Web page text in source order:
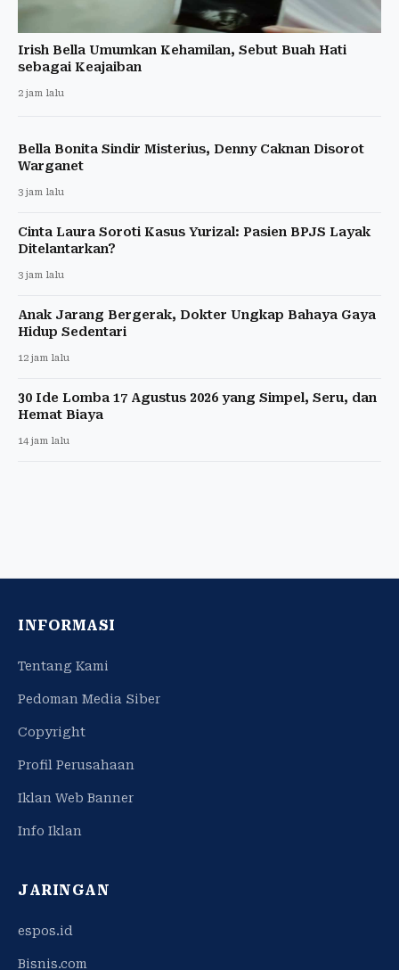
Irish Bella Umumkan Kehamilan, Sebut Buah Hati
sebagai Keajaiban
2 jam lalu
Bella Bonita Sindir Misterius, Denny Caknan Disorot
Warganet
3 jam lalu
Cinta Laura Soroti Kasus Yurizal: Pasien BPJS Layak
Ditelantarkan?
3 jam lalu
Anak Jarang Bergerak, Dokter Ungkap Bahaya Gaya
Hidup Sedentari
12 jam lalu
30 Ide Lomba 17 Agustus 2026 yang Simpel, Seru, dan
Hemat Biaya
14 jam lalu
INFORMASI
Tentang Kami
Pedoman Media Siber
Copyright
Profil Perusahaan
Iklan Web Banner
Info Iklan
JARINGAN
espos.id
Bisnis.com